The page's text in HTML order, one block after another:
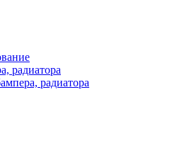
радиатора
радиатора